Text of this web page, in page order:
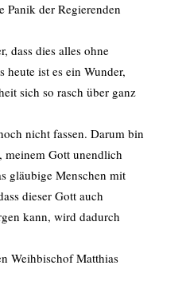
Panik der Regierenden
dass dies alles ohne
heute ist es ein Wunder,
sich so rasch über ganz
nicht fassen. Darum bin
meinem Gott unendlich
gläubige Menschen mit
dieser Gott auch
kann, wird dadurch
Weihbischof Matthias